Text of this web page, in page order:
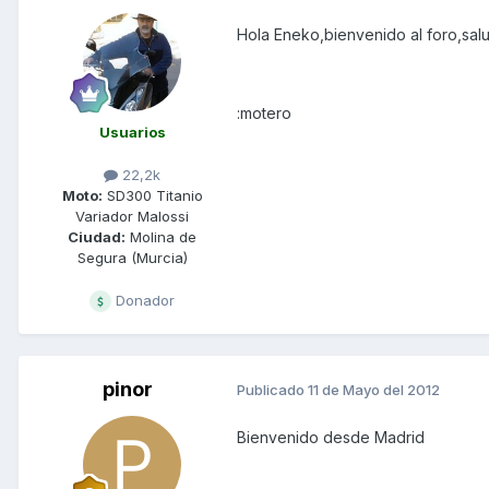
Usuarios
22,2k
Moto: SD300 Titanio
Variador Malossi
Ciudad: Molina de
Segura (Murcia)
Donador
Hola Eneko,bienvenido al
:motero
pinor Publicado 11 de Mayo del 2012
Bienvenido desde Madrid